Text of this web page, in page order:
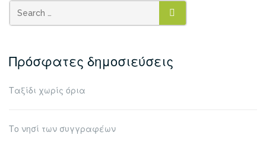
Πρόσφατες δημοσιεύσεις
Ταξίδι χωρίς όρια
Το νησί των συγγραφέων